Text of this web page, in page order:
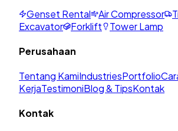
Genset Rental Air Compressor
Excavator
Forklift Tower Lamp
Perusahaan
Tentang KamiIndustriesPortfolio
KerjaTestimoniBlog & TipsKontak
Kontak